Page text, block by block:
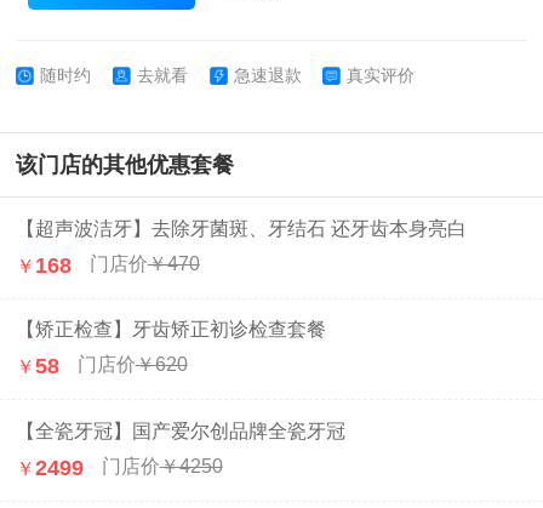
随时约 去就看 急速退款 真实评价
该门店的其他优惠套餐
【超声波洁牙】去除牙菌斑、牙结石 还牙齿本身亮白
￥ 168 ￥470
【矫正检查】牙齿矫正初诊检查套餐
￥58 ￥620
【全瓷牙冠】国产爱尔创品牌全瓷牙冠
￥2499 ￥4250